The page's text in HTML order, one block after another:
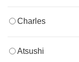
Charles
Atsushi